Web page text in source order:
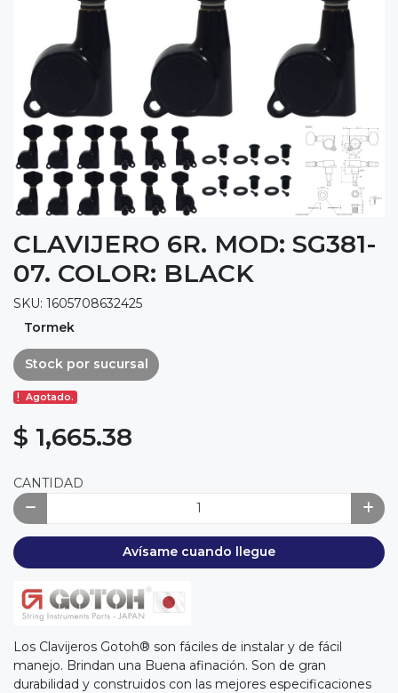
CLAVIJERO 6R. MOD: SG381-
07. COLOR: BLACK
SKU: 1605708632425
Tormek
Stock por sucursal
Agotado.
$ 1,665.38
CANTIDAD
Avísame cuando llegue
Los Clavijeros Gotoh® son fáciles de instalar y de fácil
manejo. Brindan una Buena afinación. Son de gran
durabilidad y construidos con las mejores especificaciones